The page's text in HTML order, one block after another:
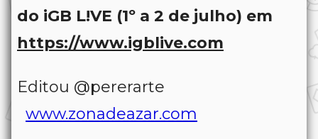
do iGB L!VE (1º a 2 de julho) em
https://www.igblive.com
Editou @pererarte
www.zonadeazar.com